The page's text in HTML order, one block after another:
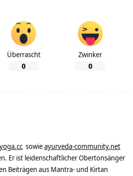
Überrascht
0
Zwinker
0
sowieayurveda-community.net
Er ist leidenschaftlicher Obertonsänger
Beiträgen aus Mantra- und Kirtan